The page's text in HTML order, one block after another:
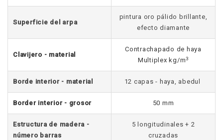
Superficie del arpa
pintura oro pálido brillante,
efecto diamante
Clavijero - material
Contrachapado de haya
Multiplex kg/m3
Borde interior - material 12 capas - haya, abedul
Border interior - grosor 50 mm
Estructura de madera -
número barras
5 longitudinales + 2
cruzadas